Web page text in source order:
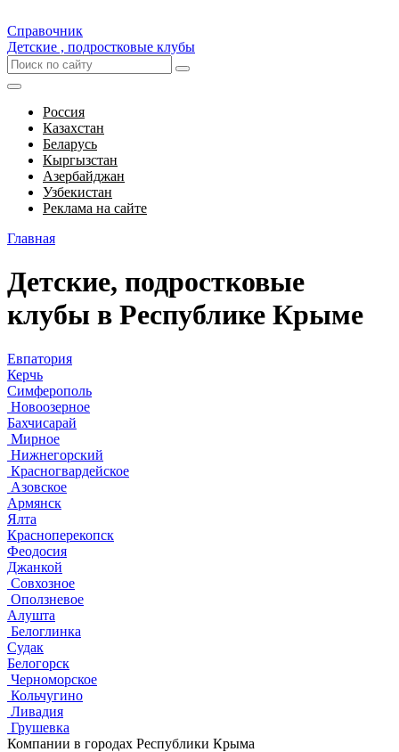
Справочник
Детские , подростковые клубы
Россия
Казахстан
Беларусь
Кыргызстан
Азербайджан
Узбекистан
Реклама на сайте
Главная
Детские, подростковые
клубы в Республике Крыме
Евпатория
Керчь
Симферополь
Новоозерное
Бахчисарай
Мирное
Нижнегорский
Красногвардейское
Азовское
Армянск
Ялта
Красноперекопск
Феодосия
Джанкой
Совхозное
Оползневое
Алушта
Белоглинка
Судак
Белогорск
Черноморское
Кольчугино
Ливадия
Грушевка
Компании в городах Республики Крыма